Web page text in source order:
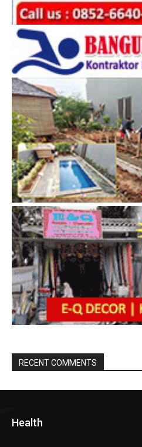
RECENT COMMENTS
Health